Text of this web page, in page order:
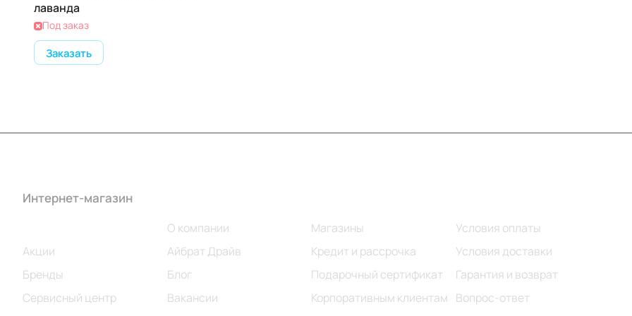
лаванда
Под заказ
Заказать
Интернет-магазин
Акции
Бренды
Сервисный центр
О компании
Айбрат Драйв
Блог
Вакансии
Магазины
Кредит и рассрочка
Подарочный сертификат
Корпоративным клиентам
Условия оплаты
Условия доставки
Гарантия и возврат
Вопрос-ответ